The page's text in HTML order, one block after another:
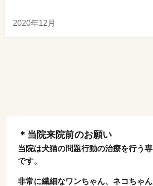
2020年12月
＊当院来院前のお願い
当院は犬猫の問題行動の治療を行う
です。
非常に繊細なワンちゃん、ネコちゃ